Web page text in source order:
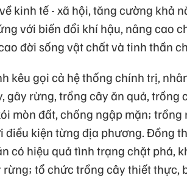
kinh tế - xã hội, tăng cường khả
với biến đổi khí hậu, nâng cao
đời sống vật chất và tinh thần
kêu gọi cả hệ thống chính trị,
gây rừng, trồng cây ăn quả, trồng
mòn đất, chống ngập mặn;
điều kiện từng địa phương. Đồng
có hiệu quả tình trạng chặt phá,
tổ chức trồng cây thiết thực,